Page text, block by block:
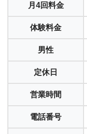
月4回料金
体験料金
男性
定休日
営業時間
電話番号